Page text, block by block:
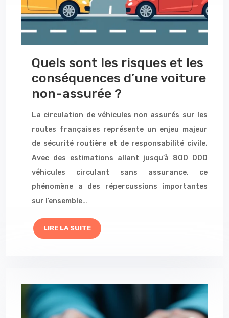
Quels sont les risques et les
conséquences d’une voiture
non-assurée ?
La circulation de véhicules non assurés sur les
routes françaises représente un enjeu majeur
de sécurité routière et de responsabilité civile.
Avec des estimations allant jusqu’à 800 000
véhicules circulant sans assurance, ce
phénomène a des répercussions importantes
sur l’ensemble…
LIRE LA SUITE